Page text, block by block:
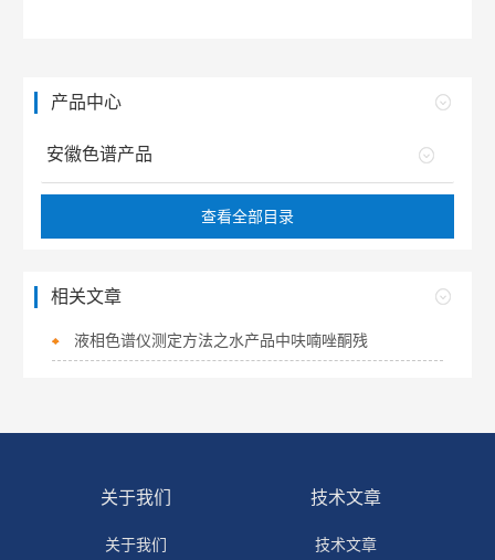
产品中心
安徽色谱产品
查看全部目录
相关文章
液相色谱仪测定方法之水产品中呋喃唑酮残
关于我们
关于我们
技术文章
技术文章